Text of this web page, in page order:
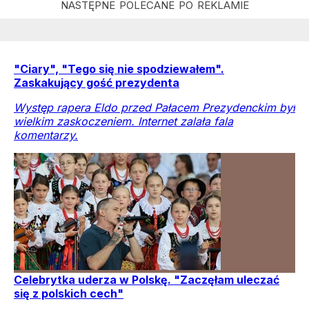
"Ciary", "Tego się nie spodziewałem".
Zaskakujący gość prezydenta
Występ rapera Eldo przed Pałacem Prezydenckim był
wielkim zaskoczeniem. Internet zalała fala
komentarzy.
Celebrytka uderza w Polskę. "Zaczęłam uleczać
się z polskich cech"